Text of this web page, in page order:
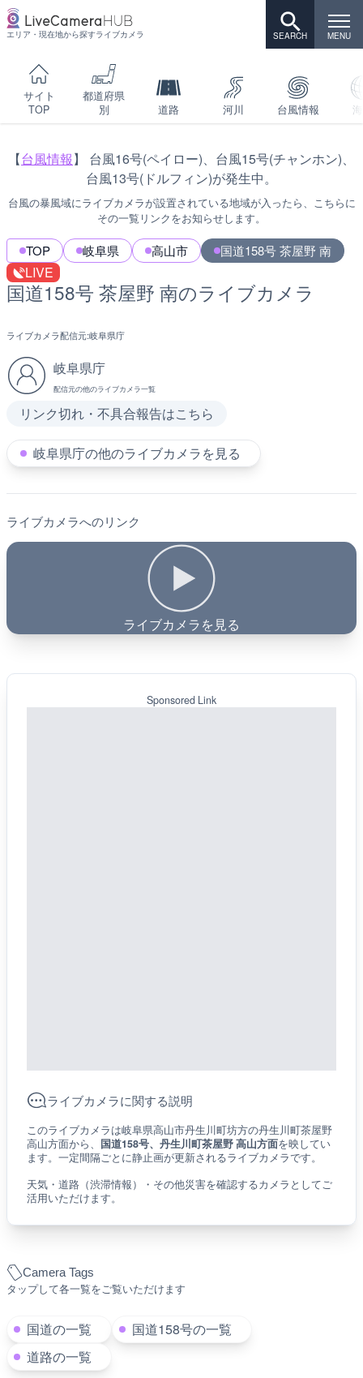
エリア・現在地から探すライブカメラ
サイト
TOP
都道府県
別
道路 河川 台風情報
【台風情報】 台風16号(ペイロー)、台風15号(チャンホン)、
台風13号(ドルフィン)が発生中。
台風の暴風域にライブカメラが設置されている地域が入ったら、こちらに
その一覧リンクをお知らせします。
TOP 岐阜県 高山市 国道158号 茶屋野 南
LIVE
国道158号 茶屋野 南のライブカメラ
ライブカメラ配信元:岐阜県庁
岐阜県庁
配信元の他のライブカメラ一覧
リンク切れ・不具合報告はこちら
岐阜県庁の他のライブカメラを見る
ライブカメラへのリンク
ライブカメラを見る
Camera Tags
タップして各一覧をご覧いただけます
国道の一覧
国道158号の一覧
道路の一覧
Sponsored Link
ライブカメラに関する説明
このライブカメラは岐阜県高山市丹生川町坊方の丹生川町茶屋野
高山方面から、 国道158号、丹生川町茶屋野 高山方面を映してい
ます。一定間隔ごとに静止画が更新されるライブカメラです。
天気・道路（渋滞情報）・その他災害を確認するカメラとしてご
活用いただけます。